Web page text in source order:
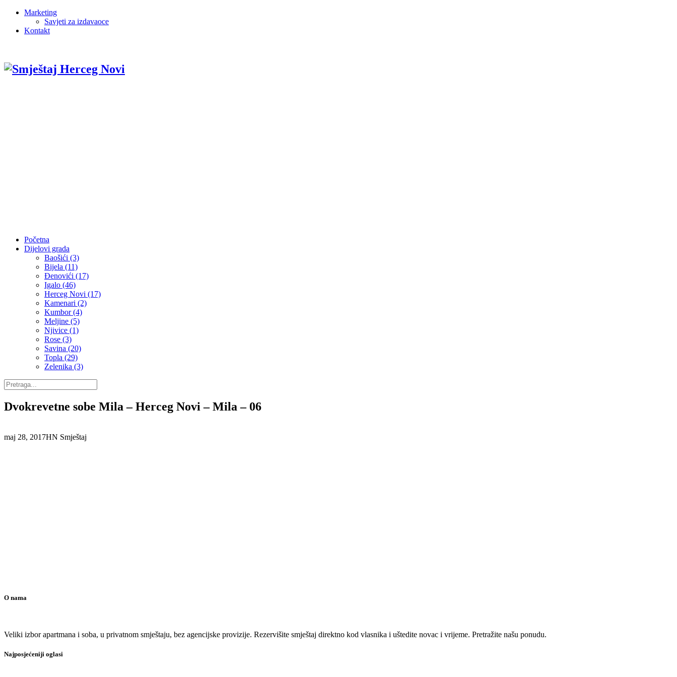
Marketing
Savjeti za izdavaoce
Kontakt
Početna
Dijelovi grada
Baošići (3)
Bijela (11)
Đenovići (17)
Igalo (46)
Herceg Novi (17)
Kamenari (2)
Kumbor (4)
Meljine (5)
Njivice (1)
Rose (3)
Savina (20)
Topla (29)
Zelenika (3)
Dvokrevetne sobe Mila – Herceg Novi – Mila – 06
maj 28, 2017HN Smještaj
O nama
Veliki izbor apartmana i soba, u privatnom smještaju, bez agencijske provizije. Rezervišite smještaj direktno kod vlasnika i uštedite novac i vrijeme. Pretražite našu ponudu.
Najposjećeniji oglasi